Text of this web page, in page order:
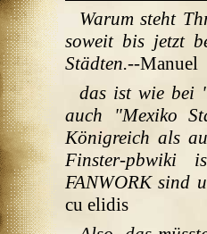
Warum steht
soweit bis jetzt
Städten.--Manuel
das ist wie bei
auch "Mexiko
Königreich als
Finster-pbwiki
FANWORK sind
cu elidis